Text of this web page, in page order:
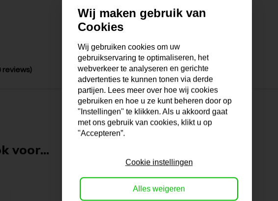
reviews)
voor...
Wij maken gebruik van
Cookies
Wij gebruiken cookies om uw
gebruikservaring te optimaliseren, het
webverkeer te analyseren en gerichte
advertenties te kunnen tonen via derde
partijen. Lees meer over hoe wij cookies
gebruiken en hoe u ze kunt beheren door op
"Instellingen" te klikken. Als u akkoord gaat
met ons gebruik van cookies, klikt u op
"Accepteren”.
Cookie instellingen
Alles weigeren